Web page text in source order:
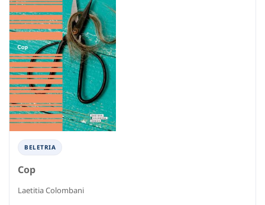
BELETRIA
Cop
Laetitia Colombani